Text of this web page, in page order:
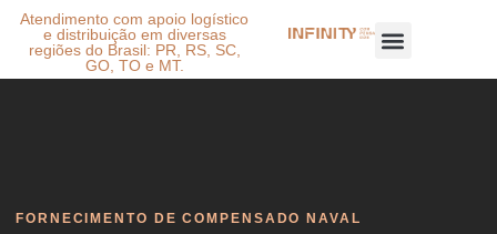
Atendimento com apoio logístico
e distribuição em diversas
regiões do Brasil: PR, RS, SC,
GO, TO e MT.
FORNECIMENTO DE COMPENSADO NAVAL